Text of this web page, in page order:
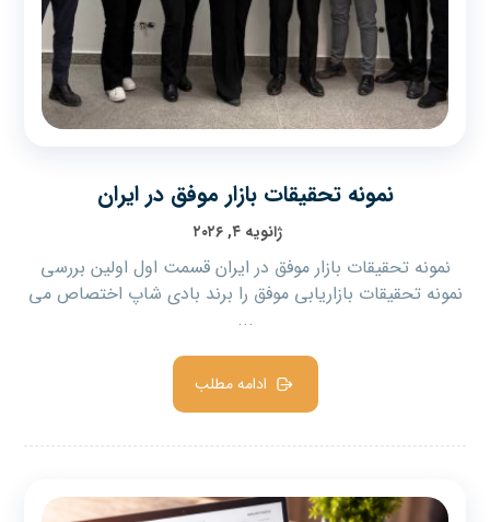
نمونه تحقیقات بازار موفق در ایران
ژانویه ۴, ۲۰۲۶
نمونه تحقیقات بازار موفق در ایران قسمت اول اولین بررسی
نمونه تحقیقات بازاریابی موفق را برند بادی شاپ اختصاص می
...
ادامه مطلب